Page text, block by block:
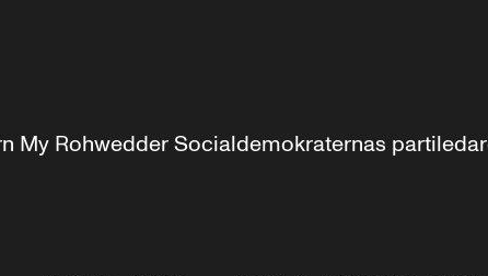
My Rohwedder Socialdemokraternas